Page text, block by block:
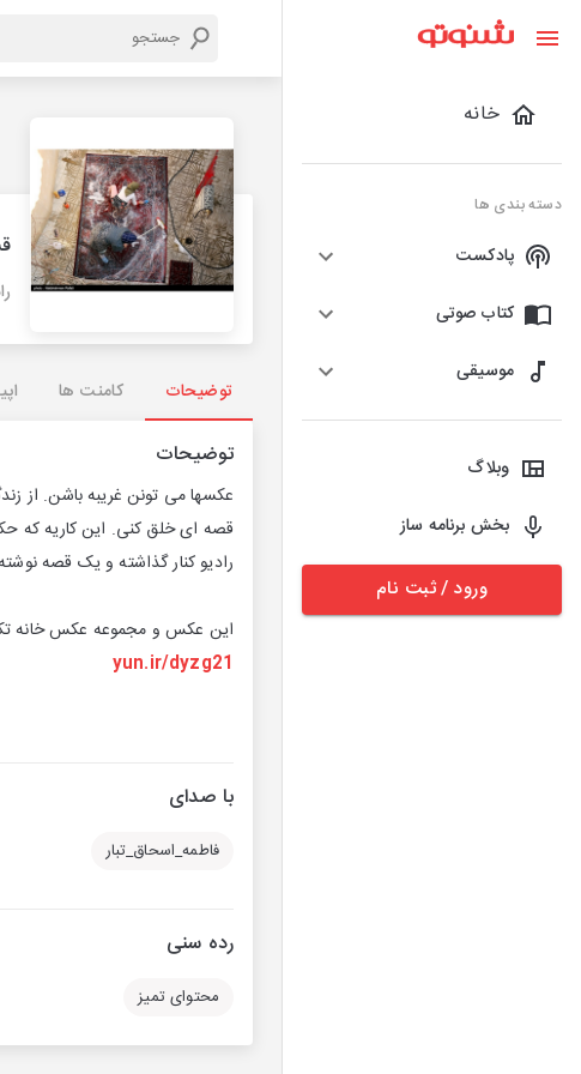
خانه
دسته بندی ها
پادکست
کتاب صوتی
موسیقی
وبلاگ
بخش برنامه ساز
ورود / ثبت نام
توضیحات کامنت ها
توضیحات
عکسها می تونن غریبه باشن. از
قصه ای خلق کنی. این کاریه که
رادیو کنار گذاشته و یک قصه
این عکس و مجموعه عکس خانه
yun.ir/dyzg21
با صدای
فاطمه_اسحاق_تبار
رده سنی
محتوای تمیز